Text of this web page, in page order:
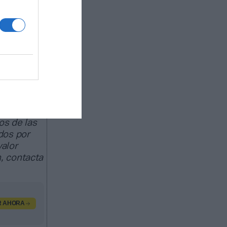
de
22
de las
por
contacta
AHORA